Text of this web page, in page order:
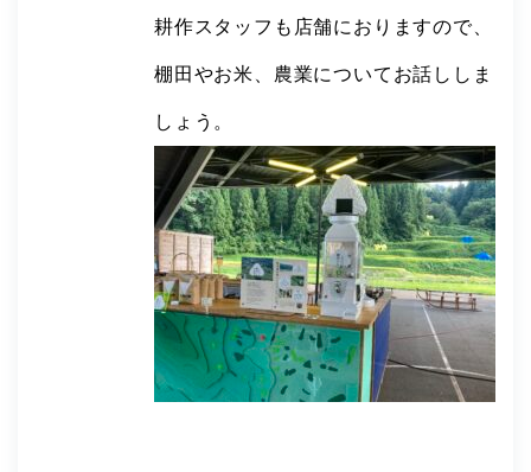
耕作スタッフも店舗におりますので、
棚田やお米、農業についてお話ししま
しょう。